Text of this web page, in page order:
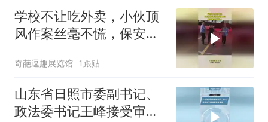
学校不让吃外卖，小伙顶
风作案丝毫不慌，保安里
奇葩逗趣展览馆 1跟贴
山东省日照市委副书记、
政法委书记王峰接受审查